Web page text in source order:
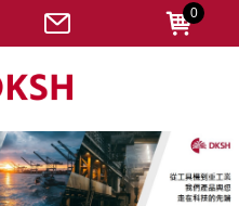
0
碼
碼